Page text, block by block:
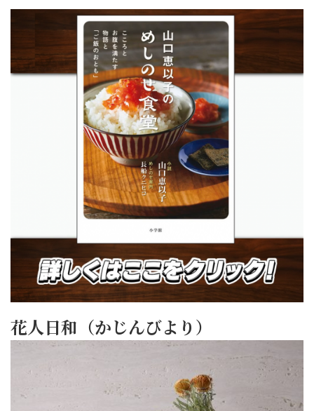
花人日和（かじんびより）